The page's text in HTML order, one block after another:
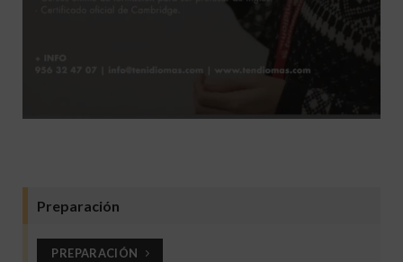
Preparación
PREPARACIÓN